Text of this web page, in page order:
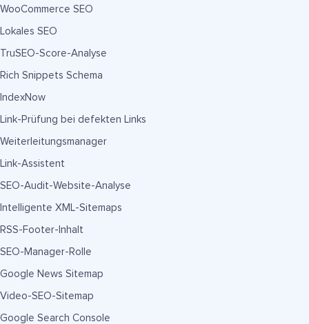
WooCommerce SEO
Lokales SEO
TruSEO-Score-Analyse
Rich Snippets Schema
IndexNow
Link-Prüfung bei defekten Links
Weiterleitungsmanager
Link-Assistent
SEO-Audit-Website-Analyse
Intelligente XML-Sitemaps
RSS-Footer-Inhalt
SEO-Manager-Rolle
Google News Sitemap
Video-SEO-Sitemap
Google Search Console